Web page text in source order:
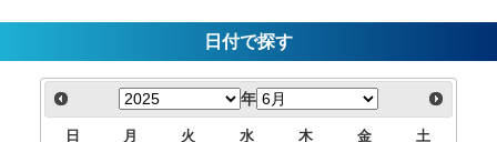
日付で探す
年
日 月 火 水 木 金 土